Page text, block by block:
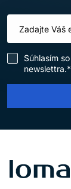
Súhlasím so
newslettra.*
LOMAX